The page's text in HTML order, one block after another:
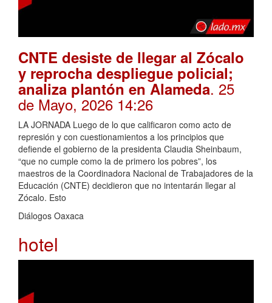
CNTE desiste de llegar al Zócalo
y reprocha despliegue policial;
analiza plantón en Alameda. 25
de Mayo, 2026 14:26
LA JORNADA Luego de lo que calificaron como acto de
represión y con cuestionamientos a los principios que
defiende el gobierno de la presidenta Claudia Sheinbaum,
“que no cumple como la de primero los pobres”, los
maestros de la Coordinadora Nacional de Trabajadores de la
Educación (CNTE) decidieron que no intentarán llegar al
Zócalo. Esto
Diálogos Oaxaca
hotel